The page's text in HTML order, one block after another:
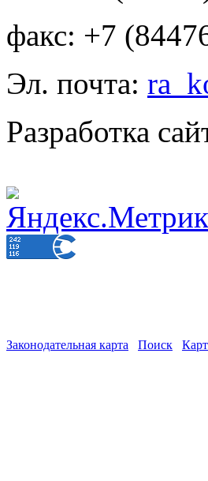
факс: +7
Эл. почта:
Разработка
Законодательная карта Поиск